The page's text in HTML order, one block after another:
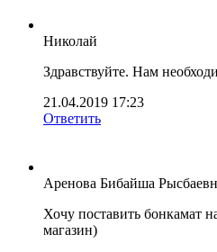
Николай
Здравствуйте. Нам
21.04.2019 17:23
Ответить
Аренова Бибайша
Хочу поставить бонкамат
магазин)